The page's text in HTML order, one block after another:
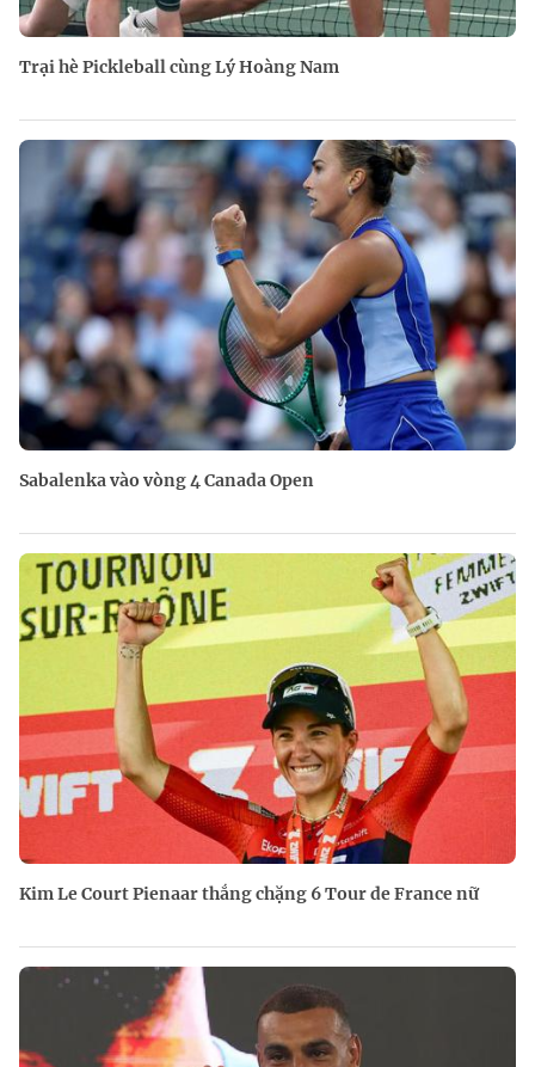
Trại hè Pickleball cùng Lý Hoàng Nam
Sabalenka vào vòng 4 Canada Open
Kim Le Court Pienaar thắng chặng 6 Tour de France nữ